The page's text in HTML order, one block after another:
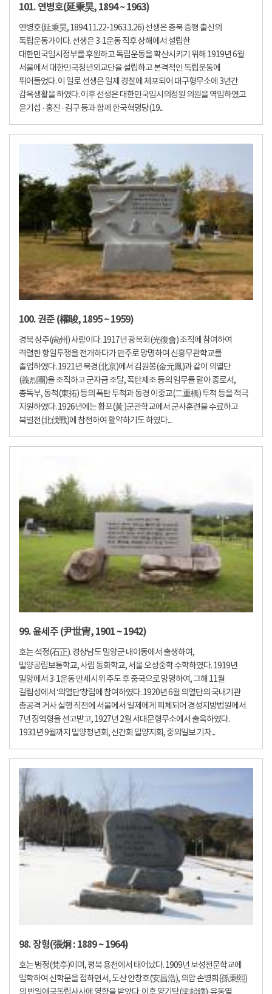
101. 연병호(延秉昊, 1894 ~ 1963)
연병호(延秉昊, 1894.11.22-1963.1.26) 선생은 충북 증평 출신의
독립운동가이다. 선생은 3·1운동 직후 상해에서 설립한
대한민국임시정부를 후원하고 독립운동을 확산시키기 위해 1919년 6월
서울에서 대한민국청년외교단을 설립하고 본격적인 독립운동에
뛰어들었다. 이 일로 선생은 일제 경찰에 체포되어 대구형무소에 3년간
감옥생활을 하였다. 이후 선생은 대한민국임시의정원 의원을 역임하였고
윤기섭 · 홍진 · 김구 등과 함께 한국혁명당(19...
100. 권준 (權晙, 1895 ~ 1959)
경북 상주(尙州) 사람이다. 1917년 광복회(光復會) 조직에 참여하여
격렬한 항일투쟁을 전개하다가 만주로 망명하여 신흥무관학교를
졸업하였다. 1921년 북경(北京)에서 김원봉(金元鳳)과 같이 의열단
(義烈團)을 조직하고 군자금 조달, 폭탄제조 등의 임무를 맡아 종로서,
총독부, 동척(東拓) 등의 폭탄 투척과 동경 이중교(二重橋) 투척 등을 적극
지원하였다. 1926년에는 황포(黃 )군관학교에서 군사훈련을 수료하고
북벌전(北伐戰)에 참전하여 활약하기도 하였다....
99. 윤세주 (尹世冑, 1901 ~ 1942)
호는 석정(石正). 경상남도 밀양군 내이동에서 출생하여,
밀양공립보통학교, 사립 동화학교, 서울 오성중학 수학하였다. 1919년
밀양에서 3·1운동 만세시위 주도 후 중국으로 망명하여, 그해 11월
길림성에서 ‘의열단’창립에 참여하였다. 1920년 6월 의열단의 국내기관
총공격 거사 실행 직전에 서울에서 일제에게 피체되어 경성지방법원에서
7년 징역형을 선고받고, 1927년 2월 서대문형무소에서 출옥하였다.
1931년 9월까지 밀양청년회, 신간회 밀양지회, 중외일보 기자...
98. 장형(張炯 : 1889 ~ 1964)
호는 범정(梵亭)이며, 평북 용천에서 태어났다. 1909년 보성전문학교에
입학하여 신학문을 접하면서, 도산 안창호(安昌浩), 의암 손병희(孫秉熙)
의 반일애국독립사사에 영향을 받았다. 이후 양기탁(梁起鐸)·유동열